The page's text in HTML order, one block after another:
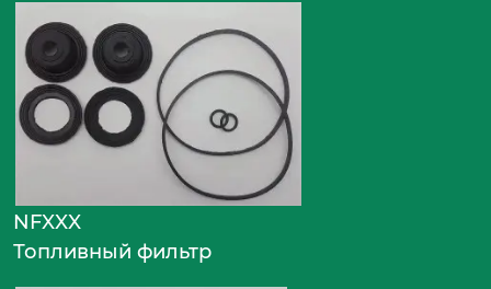
NFXXX
Топливный фильтр